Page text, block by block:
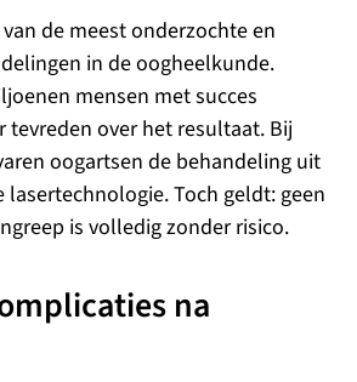
de meest onderzochte en
in de oogheelkunde.
mensen met succes
tevreden over het resultaat. Bij
oogartsen de behandeling uit
Toch geldt: geen
is volledig zonder risico.
na